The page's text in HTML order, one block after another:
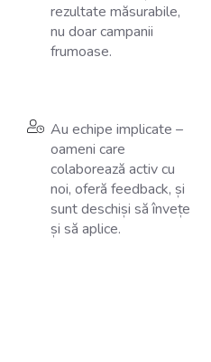
rezultate măsurabile,
nu doar campanii
frumoase.
Au echipe implicate –
oameni care
colaborează activ cu
noi, oferă feedback, și
sunt deschiși să învețe
și să aplice.